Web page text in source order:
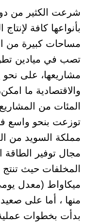
شرعت الكثير من دول
بأنواعها كافة
مساحات كبيرة من
تصب في ميادين
مشاريعها، على نحو
والاقتصادية ما
المئات من
توزعت بنحو واسع
مملكة السويد من
مجال توفير الطاقة
منها ، أما على صعيد
بدأت بخطوات عملية